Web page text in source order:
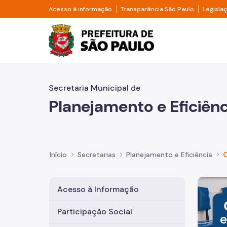
Pular para o Conteúdo principal
Acesso à informação Divisor de acesso à informação
Transparência São Paulo Divisor
Prefeitura de São
Secretaria Municipal de
Planejamento e
Início Secretarias Planejamento e Eficiência
Acesso à Informação
Participação Social